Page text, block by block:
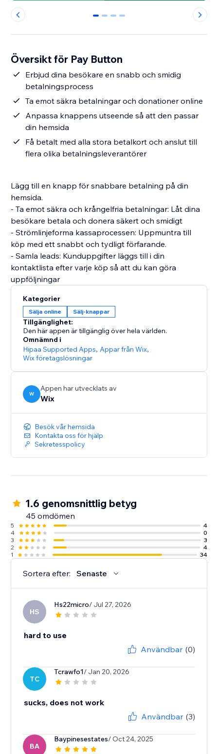
0 1 2 3
Översikt för Pay Button
Erbjud dina besökare en snabb och smidig
betalningsprocess
Ta emot säkra betalningar och donationer online
Anpassa knappens utseende så att den passar
din hemsida
Få betalt med alla stora betalkort och anslut till
flera olika betalningsleverantörer
Lägg till en knapp för snabbare betalning på din
hemsida.
- Ta emot säkra och krångelfria betalningar: Låt dina
besökare betala och donera säkert och smidigt
- Strömlinjeforma kassaprocessen: Uppmuntra till
köp med ett snabbt och tydligt förfarande.
- Samla leads: Kunduppgifter läggs till i din
kontaktlista efter varje köp så att du kan göra
uppföljningar
Kategorier
Sälja online Sälj-knappar
Tillgänglighet:
Den här appen är tillgänglig över hela världen.
Omnämnd i
Hipaa Supported Apps, Appar från Wix,
Wix företagslösningar
W
Appen har utvecklats av
Wix
Besök vår hemsida
Kontakta oss för hjälp
Sekretesspolicy
1.6 genomsnittlig betyg
45 omdömen
5
4
4
0
3
3
2
4
1
34
Sortera efter: Senaste
HS
Hs22micro/ Jul 27, 2026
hard to use
Användbar (0)
TC
Tcrawfo1/ Jan 20, 2026
sucks, does not work
Användbar (3)
BA
Baypinesestates/ Oct 24, 2025